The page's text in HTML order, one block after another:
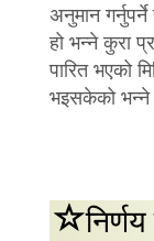
अनुमान
हो भन्ने कुरा
पारित भएको
भइसकेको